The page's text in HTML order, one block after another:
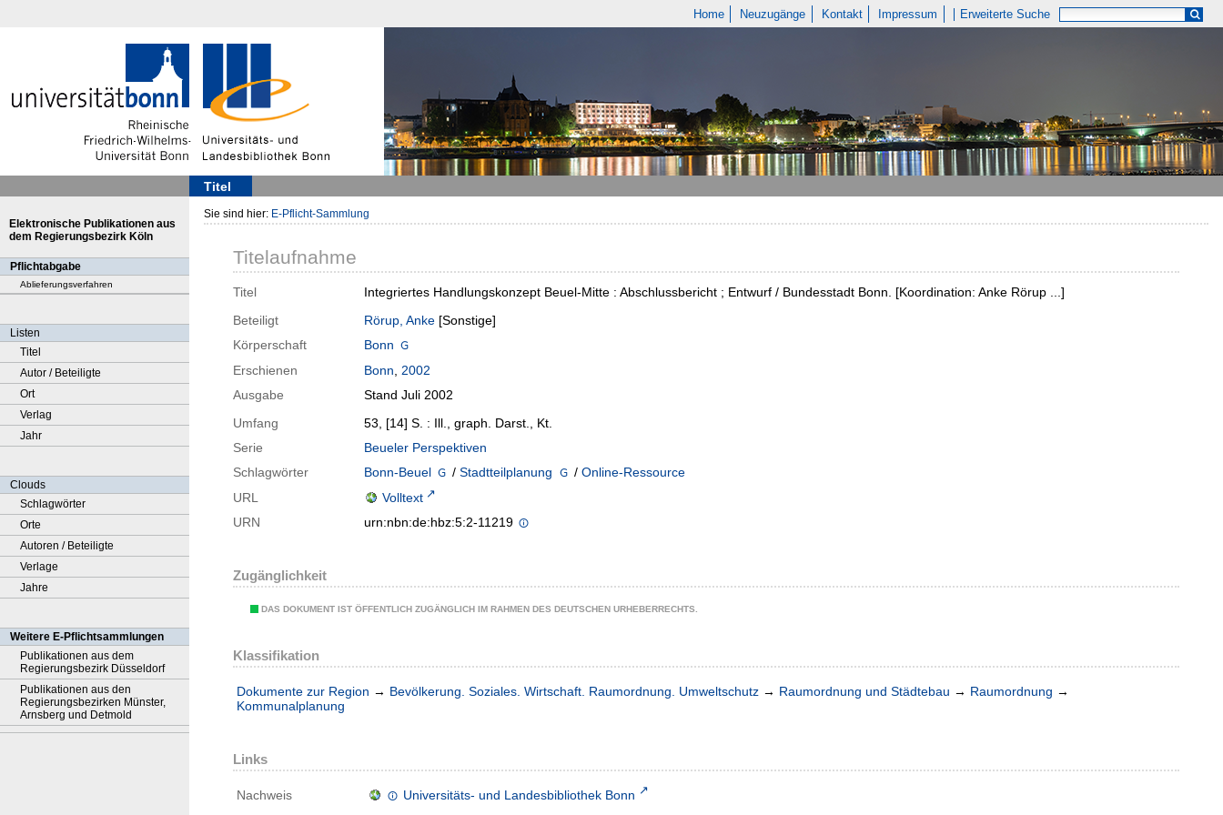
Home Neuzugänge Kontakt Impressum Erweiterte Suche
Titel
Elektronische Publikationen aus
dem Regierungsbezirk Köln
Pflichtabgabe
Ablieferungsverfahren
Listen
Titel
Autor / Beteiligte
Ort
Verlag
Jahr
Clouds
Schlagwörter
Orte
Autoren / Beteiligte
Verlage
Jahre
Weitere E-Pflichtsammlungen
Publikationen aus dem
Regierungsbezirk Düsseldorf
Publikationen aus den
Regierungsbezirken Münster,
Arnsberg und Detmold
Sie sind hier: E-Pflicht-Sammlung
Titelaufnahme
Titel
Integriertes Handlungskonzept Beuel-Mitte : Abschlussbericht ; Entwurf / Bundesstadt Bonn. [Koordination: Anke Rörup ...]
Beteiligt
Rörup, Anke [Sonstige]
Körperschaft
Bonn
Erschienen
Bonn, 2002
Ausgabe
Stand Juli 2002
Umfang
53, [14] S. : Ill., graph. Darst., Kt.
Serie
Beueler Perspektiven
Schlagwörter
Bonn-Beuel / Stadtteilplanung / Online-Ressource
URL
Volltext
URN
urn:nbn:de:hbz:5:2-11219
Zugänglichkeit
DAS DOKUMENT IST ÖFFENTLICH ZUGÄNGLICH IM RAHMEN DES DEUTSCHEN URHEBERRECHTS.
Klassifikation
Dokumente zur Region → Bevölkerung. Soziales. Wirtschaft. Raumordnung. Umweltschutz → Raumordnung und Städtebau → Raumordnung →
Kommunalplanung
Links
Nachweis Universitäts- und Landesbibliothek Bonn